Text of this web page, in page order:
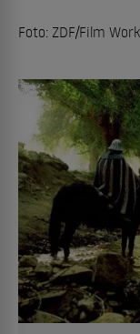
Foto: ZDF/Film